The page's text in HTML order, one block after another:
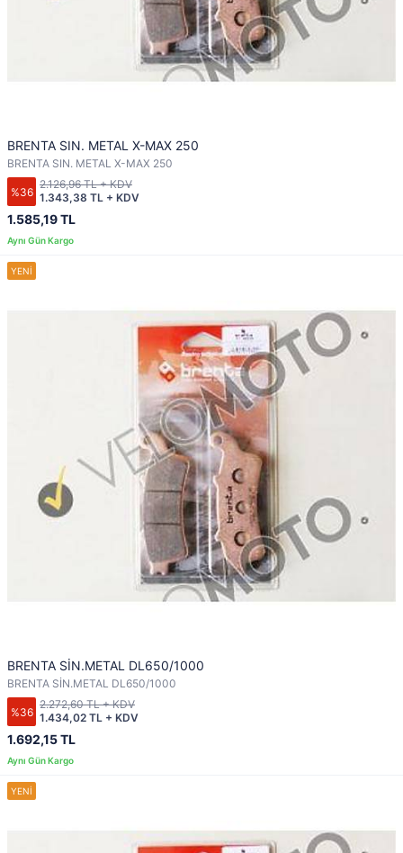
BRENTA SIN. METAL X-MAX 250
BRENTA SIN. METAL X-MAX 250
%36
1.585,19 TL
1.343,38 TL + KDV
2.126,96 TL + KDV
BRENTA SİN.METAL DL650/1000
BRENTA SİN.METAL DL650/1000
%36
1.692,15 TL
1.434,02 TL + KDV
2.272,60 TL + KDV